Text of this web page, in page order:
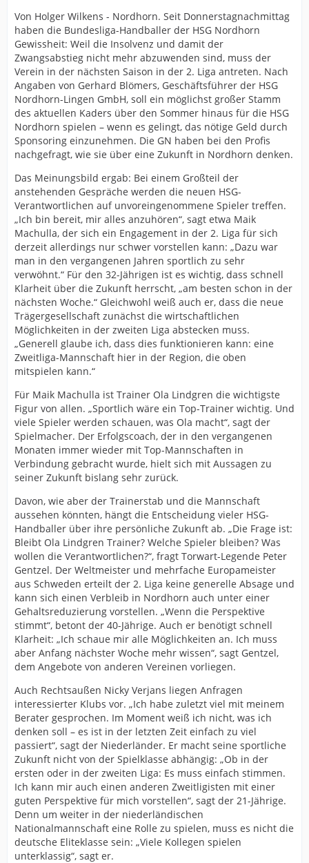
Von Holger Wilkens - Nordhorn. Seit Donnerstagnachmittag
haben die Bundesliga-Handballer der HSG Nordhorn
Gewissheit: Weil die Insolvenz und damit der
Zwangsabstieg nicht mehr abzuwenden sind, muss der
Verein in der nächsten Saison in der 2. Liga antreten. Nach
Angaben von Gerhard Blömers, Geschäftsführer der HSG
Nordhorn-Lingen GmbH, soll ein möglichst großer Stamm
des aktuellen Kaders über den Sommer hinaus für die HSG
Nordhorn spielen – wenn es gelingt, das nötige Geld durch
Sponsoring einzunehmen. Die GN haben bei den Profis
nachgefragt, wie sie über eine Zukunft in Nordhorn denken.
Das Meinungsbild ergab: Bei einem Großteil der
anstehenden Gespräche werden die neuen HSG-
Verantwortlichen auf unvoreingenommene Spieler treffen.
„Ich bin bereit, mir alles anzuhören“, sagt etwa Maik
Machulla, der sich ein Engagement in der 2. Liga für sich
derzeit allerdings nur schwer vorstellen kann: „Dazu war
man in den vergangenen Jahren sportlich zu sehr
verwöhnt.“ Für den 32-Jährigen ist es wichtig, dass schnell
Klarheit über die Zukunft herrscht, „am besten schon in der
nächsten Woche.“ Gleichwohl weiß auch er, dass die neue
Trägergesellschaft zunächst die wirtschaftlichen
Möglichkeiten in der zweiten Liga abstecken muss.
„Generell glaube ich, dass dies funktionieren kann: eine
Zweitliga-Mannschaft hier in der Region, die oben
mitspielen kann.“
Für Maik Machulla ist Trainer Ola Lindgren die wichtigste
Figur von allen. „Sportlich wäre ein Top-Trainer wichtig. Und
viele Spieler werden schauen, was Ola macht“, sagt der
Spielmacher. Der Erfolgscoach, der in den vergangenen
Monaten immer wieder mit Top-Mannschaften in
Verbindung gebracht wurde, hielt sich mit Aussagen zu
seiner Zukunft bislang sehr zurück.
Davon, wie aber der Trainerstab und die Mannschaft
aussehen könnten, hängt die Entscheidung vieler HSG-
Handballer über ihre persönliche Zukunft ab. „Die Frage ist:
Bleibt Ola Lindgren Trainer? Welche Spieler bleiben? Was
wollen die Verantwortlichen?“, fragt Torwart-Legende Peter
Gentzel. Der Weltmeister und mehrfache Europameister
aus Schweden erteilt der 2. Liga keine generelle Absage und
kann sich einen Verbleib in Nordhorn auch unter einer
Gehaltsreduzierung vorstellen. „Wenn die Perspektive
stimmt“, betont der 40-Jährige. Auch er benötigt schnell
Klarheit: „Ich schaue mir alle Möglichkeiten an. Ich muss
aber Anfang nächster Woche mehr wissen“, sagt Gentzel,
dem Angebote von anderen Vereinen vorliegen.
Auch Rechtsaußen Nicky Verjans liegen Anfragen
interessierter Klubs vor. „Ich habe zuletzt viel mit meinem
Berater gesprochen. Im Moment weiß ich nicht, was ich
denken soll – es ist in der letzten Zeit einfach zu viel
passiert“, sagt der Niederländer. Er macht seine sportliche
Zukunft nicht von der Spielklasse abhängig: „Ob in der
ersten oder in der zweiten Liga: Es muss einfach stimmen.
Ich kann mir auch einen anderen Zweitligisten mit einer
guten Perspektive für mich vorstellen“, sagt der 21-Jährige.
Denn um weiter in der niederländischen
Nationalmannschaft eine Rolle zu spielen, muss es nicht die
deutsche Eliteklasse sein: „Viele Kollegen spielen
unterklassig“, sagt er.